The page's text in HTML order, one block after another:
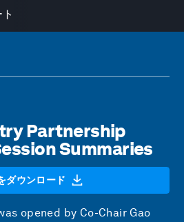
Partnership
Summaries
ダウンロード
opened by Co-Chair Gao